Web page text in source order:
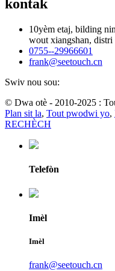
kontak
10yèm etaj, bilding
wout xiangshan,
0755--29966601
frank@seetouch.cn
Swiv nou sou:
© Dwa otè - 2010-2025 :
Plan sit la, Tout pwodwi yo,
RECHÈCH
Telefòn
Imèl
Imèl
frank@seetouch.cn